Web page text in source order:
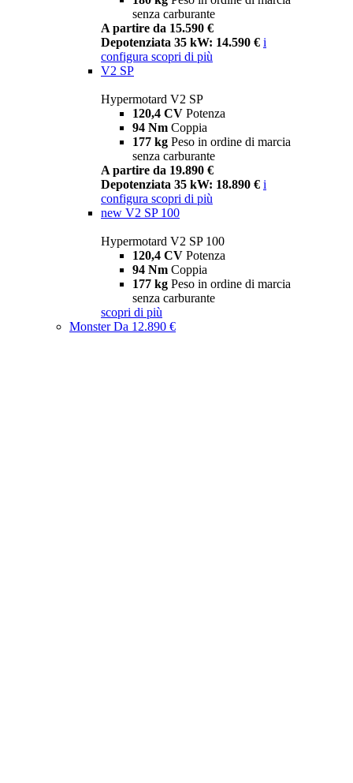
senza carburante
A partire da 15.590 €
Depotenziata 35 kW: 14.590 € i
configura scopri di più
V2 SP
Hypermotard V2 SP
120,4 CV Potenza
94 Nm Coppia
177 kg Peso in ordine di marcia
senza carburante
A partire da 19.890 €
Depotenziata 35 kW: 18.890 € i
configura scopri di più
new V2 SP 100
Hypermotard V2 SP 100
120,4 CV Potenza
94 Nm Coppia
177 kg Peso in ordine di marcia
senza carburante
scopri di più
MonsterDa 12.890 €